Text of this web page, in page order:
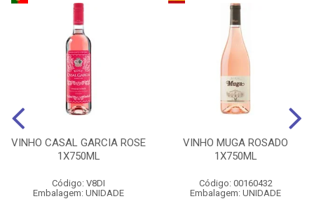
VINHO CASAL GARCIA ROSE
1X750ML
Código: V8DI
Embalagem: UNIDADE
VINHO MUGA ROSADO
1X750ML
Código: 00160432
Embalagem: UNIDADE